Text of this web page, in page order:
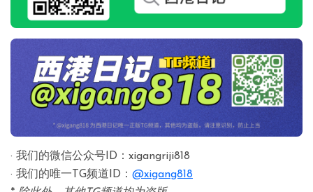
· 我们的微信公众号ID：xigangriji818
· 我们的唯一TG频道ID： @xigang818